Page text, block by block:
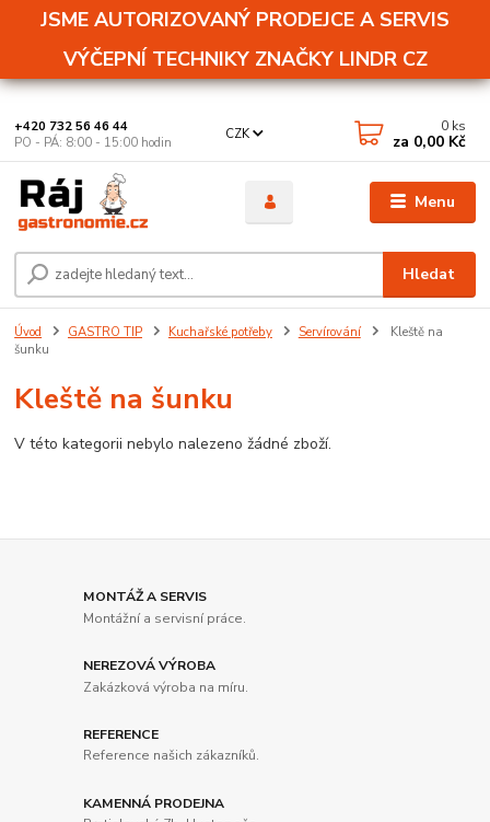
JSME AUTORIZOVANÝ PRODEJCE A SERVIS
VÝČEPNÍ TECHNIKY ZNAČKY LINDR CZ
Menu
CZK
Hledat
+420 732 56 46 44
PO - PÁ: 8:00 - 15:00 hodin
0 ks
za 0,00 Kč
Úvod GASTRO TIP Kuchařské potřeby Servírování
Kleště na
šunku
Kleště na šunku
V této kategorii nebylo nalezeno žádné zboží.
MONTÁŽ A SERVIS
Montážní a servisní práce.
NEREZOVÁ VÝROBA
Zakázková výroba na míru.
REFERENCE
Reference našich zákazníků.
KAMENNÁ PRODEJNA